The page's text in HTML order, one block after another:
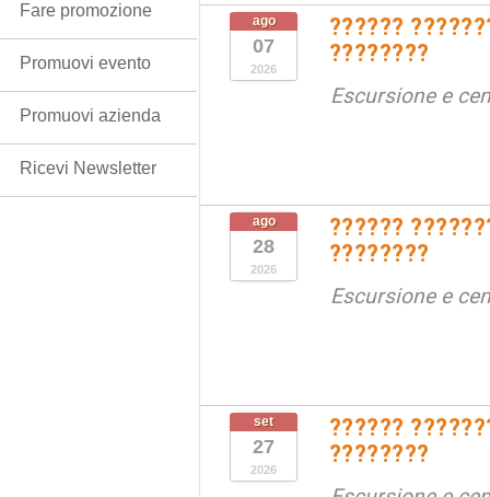
ago
07
2026
??????
????????
Escursione e
ago
28
2026
??????
????????
Escursione e
set
27
2026
??????
????????
Fare promozione
Promuovi evento
Promuovi azienda
Ricevi Newsletter